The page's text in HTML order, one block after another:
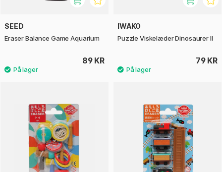
SEED
Eraser Balance Game Aquarium
89 KR
IWAKO
Puzzle Viskelæder Dinosaurer II
79 KR